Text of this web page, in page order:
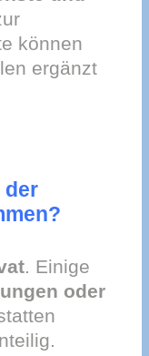
können
ergänzt
der
. Einige
oder